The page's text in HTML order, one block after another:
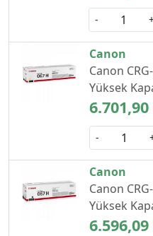
-
Canon
Canon
Yüksek
6.701,90
-
Canon
Canon
Yüksek
6.596,09